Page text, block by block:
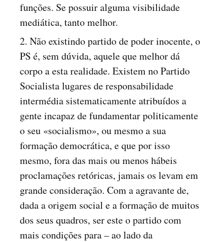
funções. Se possuir alguma visibilidade
mediática, tanto melhor.
2. Não existindo partido de poder inocente, o
PS é, sem dúvida, aquele que melhor dá
corpo a esta realidade. Existem no Partido
Socialista lugares de responsabilidade
intermédia sistematicamente atribuídos a
gente incapaz de fundamentar politicamente
o seu «socialismo», ou mesmo a sua
formação democrática, e que por isso
mesmo, fora das mais ou menos hábeis
proclamações retóricas, jamais os levam em
grande consideração. Com a agravante de,
dada a origem social e a formação de muitos
dos seus quadros, ser este o partido com
mais condições para – ao lado da